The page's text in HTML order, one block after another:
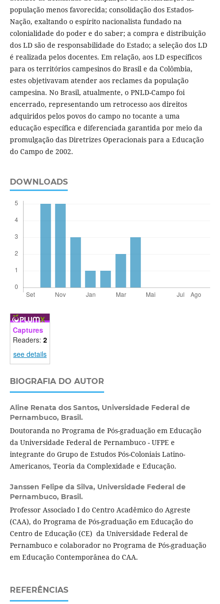
população menos favorecida; consolidação dos Estados-
Nação, exaltando o espírito nacionalista fundado na
colonialidade do poder e do saber; a compra e distribuição
dos LD são de responsabilidade do Estado; a seleção dos LD
é realizada pelos docentes. Em relação, aos LD específicos
para os territórios campesinos do Brasil e da Colômbia,
estes objetivavam atender aos reclames da população
campesina. No Brasil, atualmente, o PNLD-Campo foi
encerrado, representando um retrocesso aos direitos
adquiridos pelos povos do campo no tocante a uma
educação específica e diferenciada garantida por meio da
promulgação das Diretrizes Operacionais para a Educação
do Campo de 2002.
DOWNLOADS
Captures
Readers: 2
see details
BIOGRAFIA DO AUTOR
Aline Renata dos Santos, Universidade Federal de
Pernambuco, Brasil.
Doutoranda no Programa de Pós-graduação em Educação
da Universidade Federal de Pernambuco - UFPE e
integrante do Grupo de Estudos Pós-Coloniais Latino-
Americanos, Teoria da Complexidade e Educação.
Janssen Felipe da Silva, Universidade Federal de
Pernambuco, Brasil.
Professor Associado I do Centro Acadêmico do Agreste
(CAA), do Programa de Pós-graduação em Educação do
Centro de Educação (CE) da Universidade Federal de
Pernambuco e colaborador no Programa de Pós-graduação
em Educação Contemporânea do CAA.
REFERÊNCIAS